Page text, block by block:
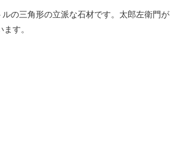
の三角形の立派な石材です。太郎左衛門が
す。